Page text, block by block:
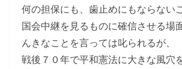
何の担保にも、歯止めにもならない
国会中継を見るものに確信させる場
んきなことを言っては叱られるが、
戦後７０年で平和憲法に大きな風穴